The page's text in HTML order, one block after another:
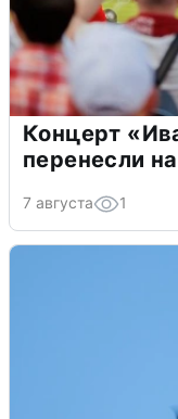
Концерт
перенесли
7 августа 1